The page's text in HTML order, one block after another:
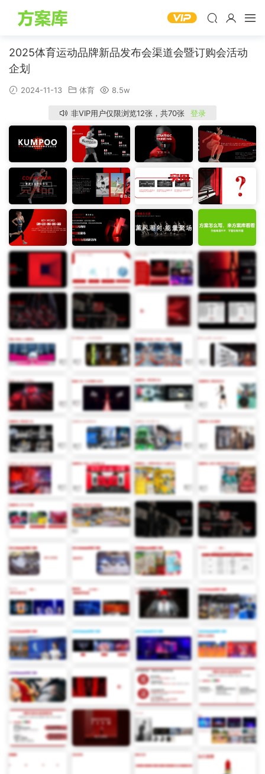
2025体育运动品牌新品发布会渠道会暨订购会活动
企划
2024-11-13 体育 8.5w
非VIP用户仅限浏览12张，共70张 登录